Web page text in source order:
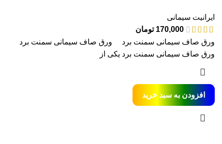
ایرانیت سیمانی
170,000 تومان
ورق صاف سیمانی سمنت برد ورق صاف سیمانی سمنت برد
ورق صاف سیمانی سمنت برد یکی از
افزودن به سبد خرید